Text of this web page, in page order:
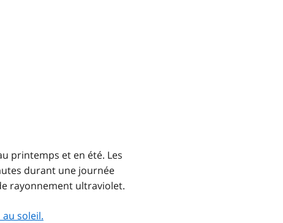
printemps et en été. Les
durant une journée
rayonnement ultraviolet.
soleil.